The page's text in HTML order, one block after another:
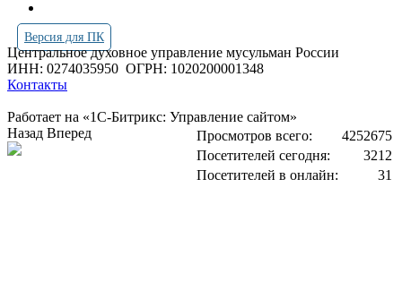
Версия для ПК
Центральное духовное управление мусульман России
ИНН: 0274035950 ОГРН: 1020200001348
Контакты
Работает на «1С-Битрикс: Управление сайтом»
Просмотров всего:
4252675
Посетителей сегодня:
3212
Посетителей в онлайн:
31
Назад Вперед